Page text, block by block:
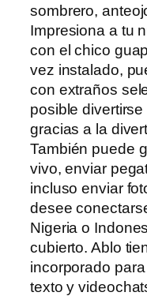
sombrero,
Impresiona a tu
con el chico
vez instalado,
con extraños
posible
gracias a la
También puede
vivo, enviar
incluso enviar
desee
Nigeria o
cubierto. Ablo
incorporado
texto y